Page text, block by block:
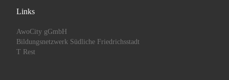
Links
AwoCity gGmbH
Bildungsnetzwerk Südliche Friedrichsstadt
T Rest